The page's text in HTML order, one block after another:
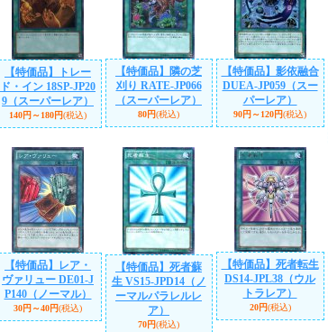
【特価品】トレー
ド・イン 18SP-JP20
9（スーパーレア）
140円～180円(税込)
【特価品】隣の芝
刈り RATE-JP066
（スーパーレア）
80円(税込)
【特価品】影依融合
DUEA-JP059（スー
パーレア）
90円～120円(税込)
【特価品】レア・
ヴァリュー DE01-J
P140（ノーマル）
30円～40円(税込)
【特価品】死者蘇
生 VS15-JPD14（ノ
ーマルパラレルレ
ア）
70円(税込)
【特価品】死者転生
DS14-JPL38（ウル
トラレア）
20円(税込)